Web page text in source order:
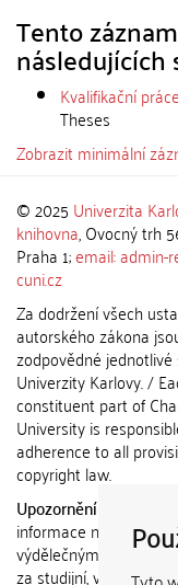
Tento
následujících
Kvalifikační práce
Theses
Zobrazit minimální
© 2025 Univerzita
knihovna, Ovocný trh
Praha 1;email: admin-
cuni.cz
Za dodržení všech
autorského zákona
zodpovědné jednotlivé
Univerzity Karlovy. /
constituent part of
University is
adherence to all
copyright law.
Upozornění / Notice:
informace nemohou
výdělečným účelům
za studijní, vědeckou